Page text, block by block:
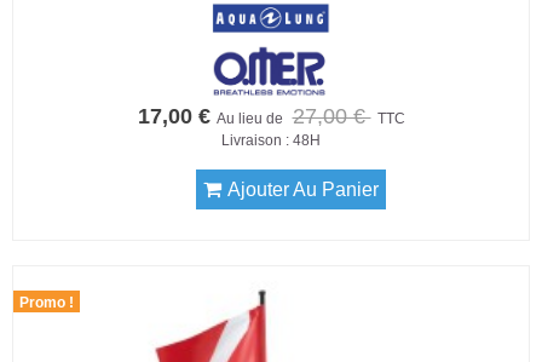
17,00 € Au lieu de 27,00 € TTC
Livraison : 48H
Ajouter Au Panier
Promo !